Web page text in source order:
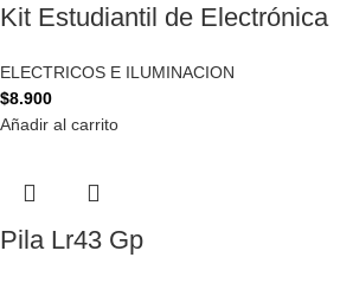
Kit Estudiantil de Electrónica
ELECTRICOS E ILUMINACION
$8.900
Añadir al carrito
Pila Lr43 Gp